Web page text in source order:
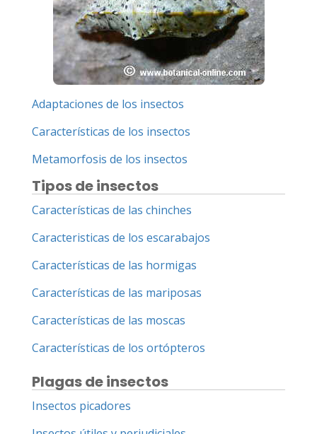
Adaptaciones de los insectos
Características de los insectos
Metamorfosis de los insectos
Tipos de insectos
Características de las chinches
Caracteristicas de los escarabajos
Características de las hormigas
Características de las mariposas
Características de las moscas
Características de los ortópteros
Plagas de insectos
Insectos picadores